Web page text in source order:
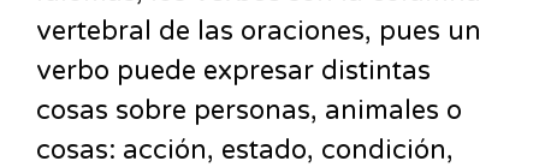
vertebral de las oraciones, pues un
verbo puede expresar distintas
cosas sobre personas, animales o
cosas: acción, estado, condición,